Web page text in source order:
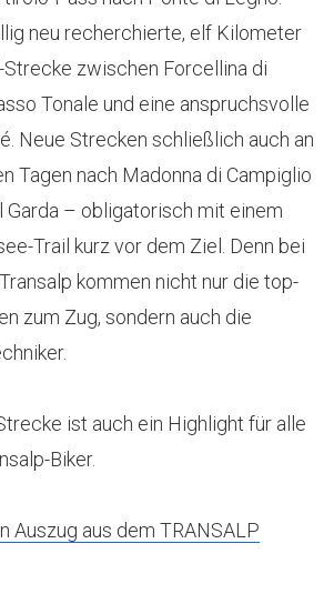
neu recherchierte, elf Kilometer
Strecke zwischen Forcellina di
Tonale und eine anspruchsvolle
Neue Strecken schließlich auch an
Tagen nach Madonna di Campiglio
Garda – obligatorisch mit einem
Trail kurz vor dem Ziel. Denn bei
kommen nicht nur die top-
zum Zug, sondern auch die
ist auch ein Highlight für alle
Biker.
Auszug aus dem TRANSALP